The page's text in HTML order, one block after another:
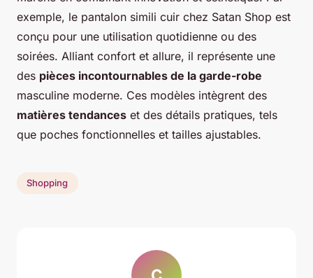
exemple, le pantalon simili cuir chez Satan Shop est
conçu pour une utilisation quotidienne ou des
soirées. Alliant confort et allure, il représente une
des pièces incontournables de la garde-robe
masculine moderne. Ces modèles intègrent des
matières tendances et des détails pratiques, tels
que poches fonctionnelles et tailles ajustables.
Shopping